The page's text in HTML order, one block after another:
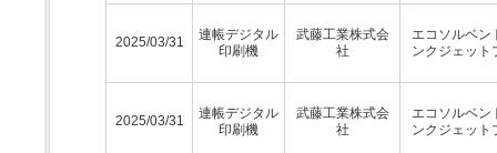
2025/03/31
連帳デジタル
印刷機
武藤工業株式会
社
エコソルベン
ンクジェット
2025/03/31
連帳デジタル
印刷機
武藤工業株式会
社
エコソルベン
ンクジェット